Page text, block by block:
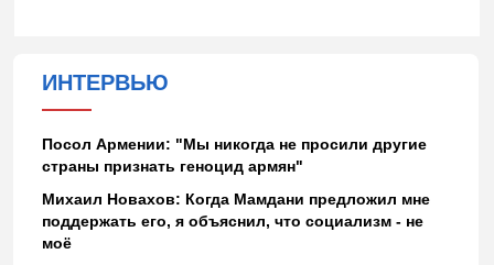
ИНТЕРВЬЮ
Посол Армении: "Мы никогда не просили другие
страны признать геноцид армян"
Михаил Новахов: Когда Мамдани предложил мне
поддержать его, я объяснил, что социализм - не
моё